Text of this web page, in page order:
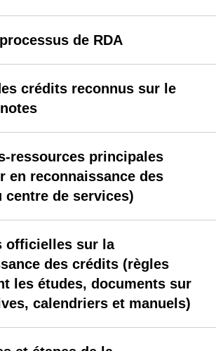
de RDA
crédits reconnus sur le
ressources principales
en reconnaissance des
centre de services)
officielles sur la
des crédits (règles
les études, documents sur
calendriers et manuels)